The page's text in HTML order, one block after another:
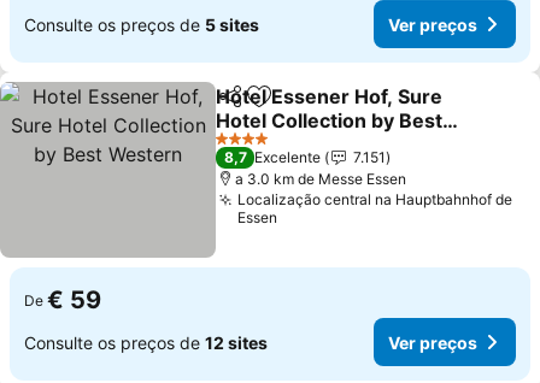
Consulte os preços de 5 sites Ver preços
PartilharAdicionar aos favoritos
Hotel Essener Hof, Sure
Hotel Collection by Best
Western
Ver preços
4 Estrelas
8,7 Excelente
7.151
a 3.0 km de Messe Essen
Localização central na Hauptbahnhof de
Essen
De € 59
Consulte os preços de 12 sites Ver preços